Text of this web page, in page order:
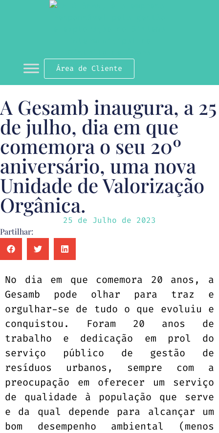
Área de Cliente
A Gesamb inaugura, a 25
de julho, dia em que
comemora o seu 20º
aniversário, uma nova
Unidade de Valorização
Orgânica.
25 de Julho de 2023
Partilhar:
No dia em que comemora 20 anos, a
Gesamb pode olhar para traz e
orgulhar-se de tudo o que evoluiu e
conquistou. Foram 20 anos de
trabalho e dedicação em prol do
serviço público de gestão de
resíduos urbanos, sempre com a
preocupação em oferecer um serviço
de qualidade à população que serve
e da qual depende para alcançar um
bom desempenho ambiental (menos